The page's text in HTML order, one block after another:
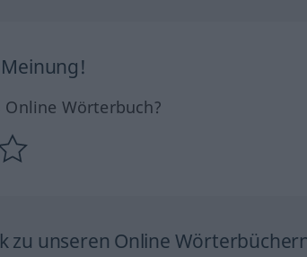
Wörterbuch?
zu unseren Online